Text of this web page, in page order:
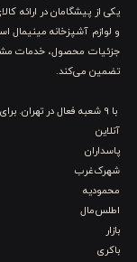
یکی از پیشگامان در ارائه
و لوازم آشپزخانه مینیمال
جزئیات محصول، خدمات
تضمین می‌کند.
با 9 شعبه فعال در تهران. برای مشاهده آدرس
آنلاین
پاسداران
شهرک‌غرب
محمودیه
اطلس‌مال
بازار
باکری